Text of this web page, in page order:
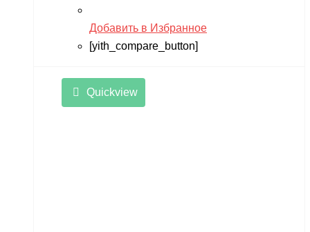
Добавить в Избранное
[yith_compare_button]
Quickview